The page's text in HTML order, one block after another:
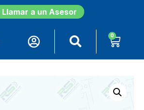
Llamar a un Asesor
0